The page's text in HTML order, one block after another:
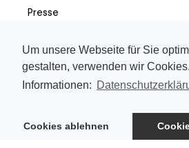
Um unsere Webseite für Sie
gestalten, verwenden wir
Informationen:
Cookies ablehnen
Presse
Instagram
Datenschutz &